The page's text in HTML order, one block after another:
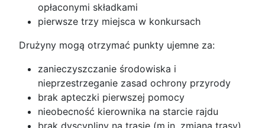
opłaconymi składkami
pierwsze trzy miejsca w konkursach
Drużyny mogą otrzymać punkty ujemne za:
zanieczyszczanie środowiska i
nieprzestrzeganie zasad ochrony przyrody
brak apteczki pierwszej pomocy
nieobecność kierownika na starcie rajdu
brak dyscypliny na trasie (m.in. zmiana trasy)